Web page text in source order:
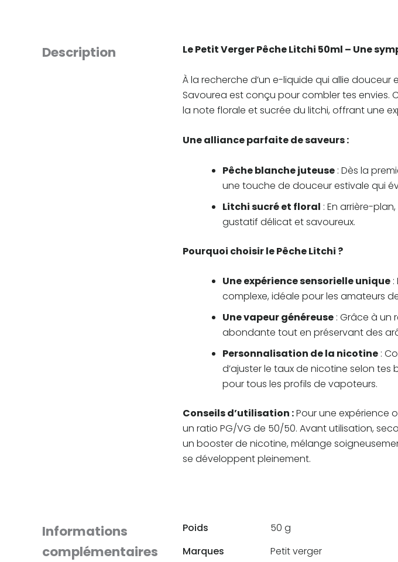
Description Le Petit Verger Pêche Litchi 50ml – Une
À la recherche d’un e-liquide qui allie douceur
Savourea est conçu pour combler tes envies.
la note florale et sucrée du litchi, offrant une
Une alliance parfaite de saveurs :
Pêche blanche juteuse : Dès la
une touche de douceur estivale qui
Litchi sucré et floral : En arrière-
gustatif délicat et savoureux.
Pourquoi choisir le Pêche Litchi ?
Une expérience sensorielle unique
complexe, idéale pour les amateurs
Une vapeur généreuse : Grâce à un
abondante tout en préservant des
Personnalisation de la nicotine :
d’ajuster le taux de nicotine selon
pour tous les profils de vapoteurs.
Conseils d’utilisation :Pour une expérience
un ratio PG/VG de 50/50. Avant utilisation,
un booster de nicotine, mélange
se développent pleinement.
Informations
complémentaires
Poids
50 g
Marques
Petit verger